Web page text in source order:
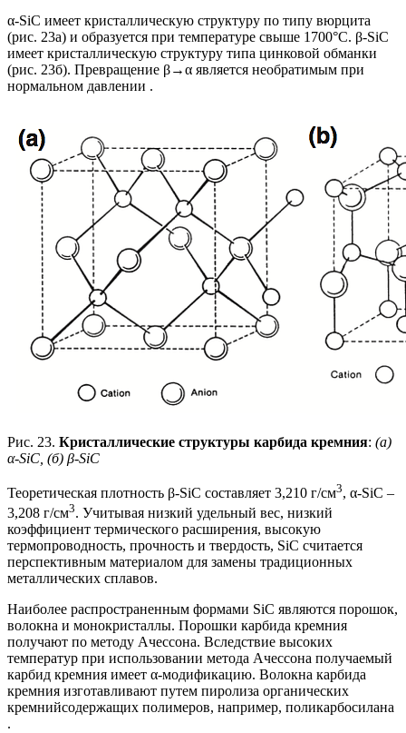
α-SiC имеет кристаллическую структуру по типу вюрцита
(рис. 23а) и образуется при температуре свыше 1700°С. β-SiC
имеет кристаллическую структуру типа цинковой обманки
(рис. 23б). Превращение β→α является необратимым при
нормальном давлении .
Рис. 23. Кристаллические структуры карбида кремния: (а)
α-SiC, (б) β-SiC
Теоретическая плотность β-SiC составляет 3,210 г/см3, α-SiC –
3,208 г/см3. Учитывая низкий удельный вес, низкий
коэффициент термического расширения, высокую
термопроводность, прочность и твердость, SiC считается
перспективным материалом для замены традиционных
металлических сплавов.
Наиболее распространенным формами SiC являются порошок,
волокна и монокристаллы. Порошки карбида кремния
получают по методу Ачессона. Вследствие высоких
температур при использовании метода Ачессона получаемый
карбид кремния имеет α-модификацию. Волокна карбида
кремния изготавливают путем пиролиза органических
кремнийсодержащих полимеров, например, поликарбосилана
.